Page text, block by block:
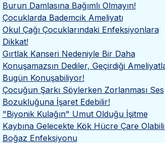
Burun Damlasına Bağımlı Olmayın!
Çocuklarda Bademcik Ameliyatı
Okul Çağı Çocuklarındaki Enfeksiyonlara
Dikkat!
Gırtlak Kanseri Nedeniyle Bir Daha
Konuşamazsın Dediler, Geçirdiği
Bugün Konuşabiliyor!
Çocuğun Şarkı Söylerken Zorlanması Ses
Bozukluğuna İşaret Edebilir!
"Biyonik Kulağın" Umut Olduğu İşitme
Kaybına Gelecekte Kök Hücre Çare
Boğaz Enfeksiyonu